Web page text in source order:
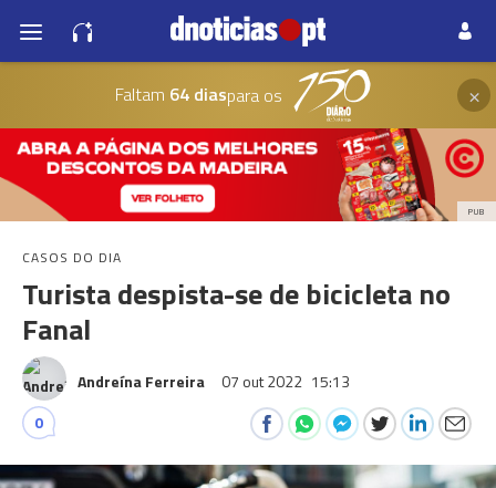
Faltam 64 diaspara os ×
PUB
CASOS DO DIA
Turista despista-se de bicicleta no
Fanal
Andreína Ferreira 07 out 2022 15:13
0